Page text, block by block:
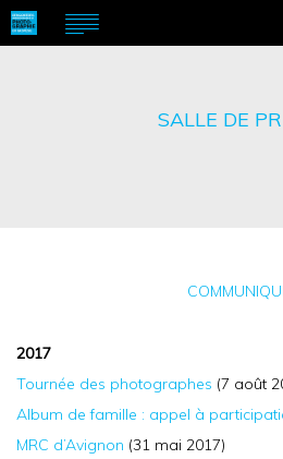
SALLE DE
2017
Tournée des photographes (7 août
Album de famille : appel à
MRC d’Avignon (31 mai 2017)